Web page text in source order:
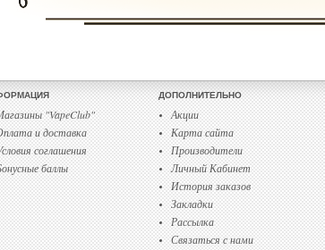
"VapeClub"
и доставка
соглашения
баллы
ДОПОЛНИТЕЛЬНО
Акции
Карта сайта
Производители
Личный Кабинет
История заказов
Закладки
Рассылка
Связаться с нами